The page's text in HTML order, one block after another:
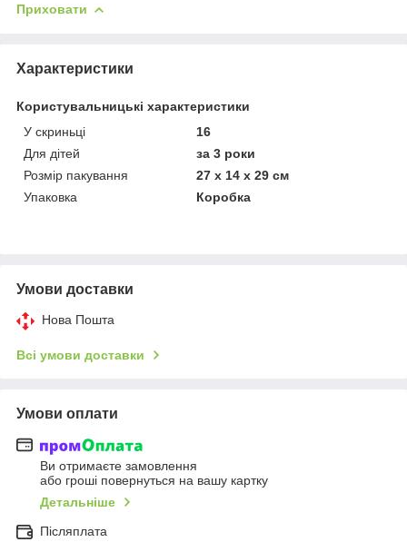
Приховати
Характеристики
Користувальницькі характеристики
У скриньці
16
Для дітей
за 3 роки
Розмір пакування
27 х 14 х 29 см
Упаковка
Коробка
Умови доставки
Нова Пошта
Всі умови доставки
Умови оплати
Ви отримаєте замовлення
або гроші повернуться на вашу картку
Детальніше
Післяплата